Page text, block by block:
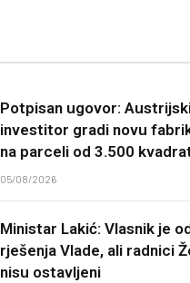
Potpisan ugovor:
investitor gradi novu
na parceli od 3.500
05/08/2026
Ministar Lakić: Vlasnik je
rješenja Vlade, ali radnici
nisu ostavljeni